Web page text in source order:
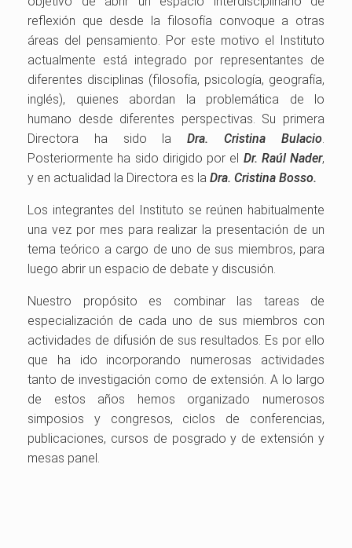
reflexión que desde la filosofía convoque a otras
áreas del pensamiento. Por este motivo el Instituto
actualmente está integrado por representantes de
diferentes disciplinas (filosofía, psicología, geografía,
inglés), quienes abordan la problemática de lo
humano desde diferentes perspectivas. Su primera
Directora ha sido laDra. Cristina Bulacio.
Posteriormente ha sido dirigido por el Dr. Raúl Nader,
y en actualidad la Directora es la Dra. Cristina Bosso.
Los integrantes del Instituto se reúnen habitualmente
una vez por mes para realizar la presentación de un
tema teórico a cargo de uno de sus miembros, para
luego abrir un espacio de debate y discusión.
Nuestro propósito es combinar las tareas de
especialización de cada uno de sus miembros con
actividades de difusión de sus resultados. Es por ello
que ha ido incorporando numerosas actividades
tanto de investigación como de extensión. A lo largo
de estos años hemos organizado numerosos
simposios y congresos, ciclos de conferencias,
publicaciones, cursos de posgrado y de extensión y
mesas panel.